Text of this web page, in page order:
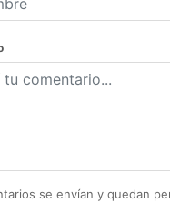
se envían y quedan